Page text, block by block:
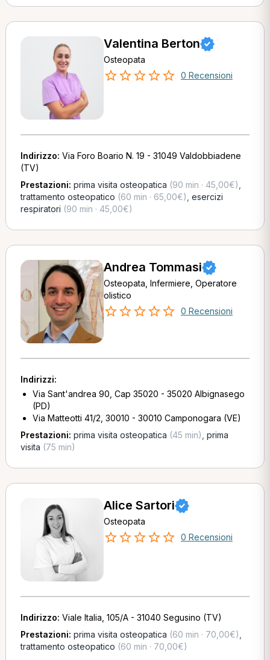
Valentina Berton
Osteopata
0 Recensioni
Indirizzo: Via Foro Boario N. 19 - 31049 Valdobbiadene
(TV)
Prestazioni: prima visita osteopatica (90 min · 45,00€)
trattamento osteopatico (60 min · 65,00€) esercizi
respiratori (90 min · 45,00€)
Andrea Tommasi
Osteopata, Infermiere, Operatore
olistico
0 Recensioni
Indirizzi:
Via Sant'andrea 90, Cap 35020 - 35020 Albignasego
(PD)
Via Matteotti 41/2, 30010 - 30010 Camponogara (VE)
Prestazioni: prima visita osteopatica (45 min) prima
visita (75 min)
Alice Sartori
Osteopata
0 Recensioni
Indirizzo: Viale Italia, 105/A - 31040 Segusino (TV)
Prestazioni: prima visita osteopatica (60 min · 70,00€)
trattamento osteopatico (60 min · 70,00€)